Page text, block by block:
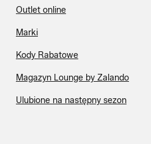
Outlet online
Marki
Kody Rabatowe
Magazyn Lounge by Zalando
Ulubione na następny sezon